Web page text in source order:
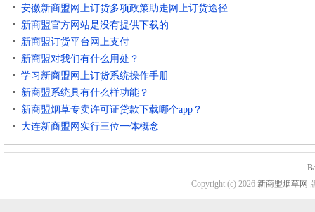
安徽新商盟网上订货多项政策助走网上订货途径
新商盟官方网站是没有提供下载的
新商盟订货平台网上支付
新商盟对我们有什么用处？
学习新商盟网上订货系统操作手册
新商盟系统具有什么样功能？
新商盟烟草专卖许可证贷款下载哪个app？
大连新商盟网实行三位一体概念
Copyright (c) 2026 新商盟烟草网